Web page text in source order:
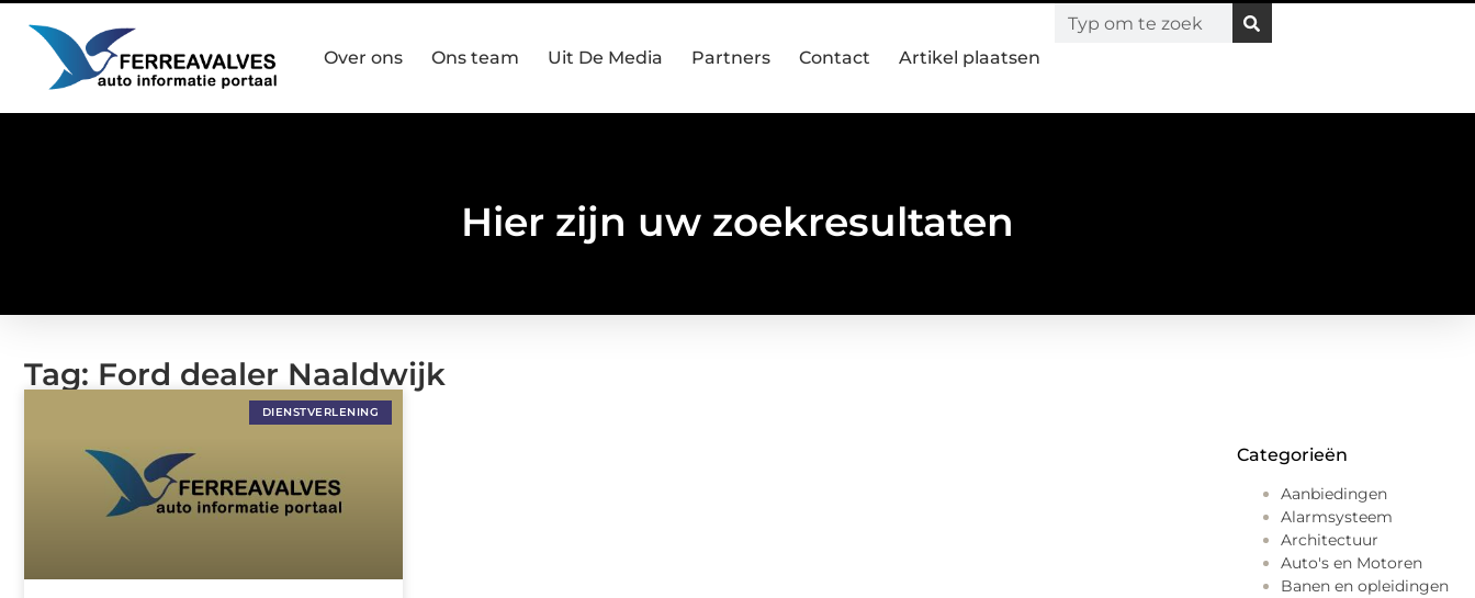
Over ons Ons team Uit De Media Partners Contact Artikel plaatsen
Hier zijn uw zoekresultaten
Tag: Ford dealer Naaldwijk
DIENSTVERLENING
Categorieën
Aanbiedingen
Alarmsysteem
Architectuur
Auto's en Motoren
Banen en opleidingen